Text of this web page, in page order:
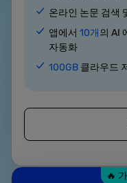
온라인 논문 검색
앱에서 10개 의 AI
자동화
100GB 클라우드
🔥